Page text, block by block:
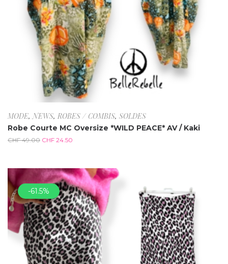
MODE,NEWS, ROBES / COMBIS, SOLDES
Robe Courte MC Oversize *WILD PEACE* AV / Kaki
CHF49.00 CHF 24.50
-61.5%